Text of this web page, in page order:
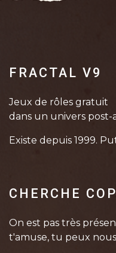
FRACTAL V9
Jeux de rôles gratuit
dans un univers
Existe depuis 1999.
CHERCHE
On est pas très
t'amuse, tu peux